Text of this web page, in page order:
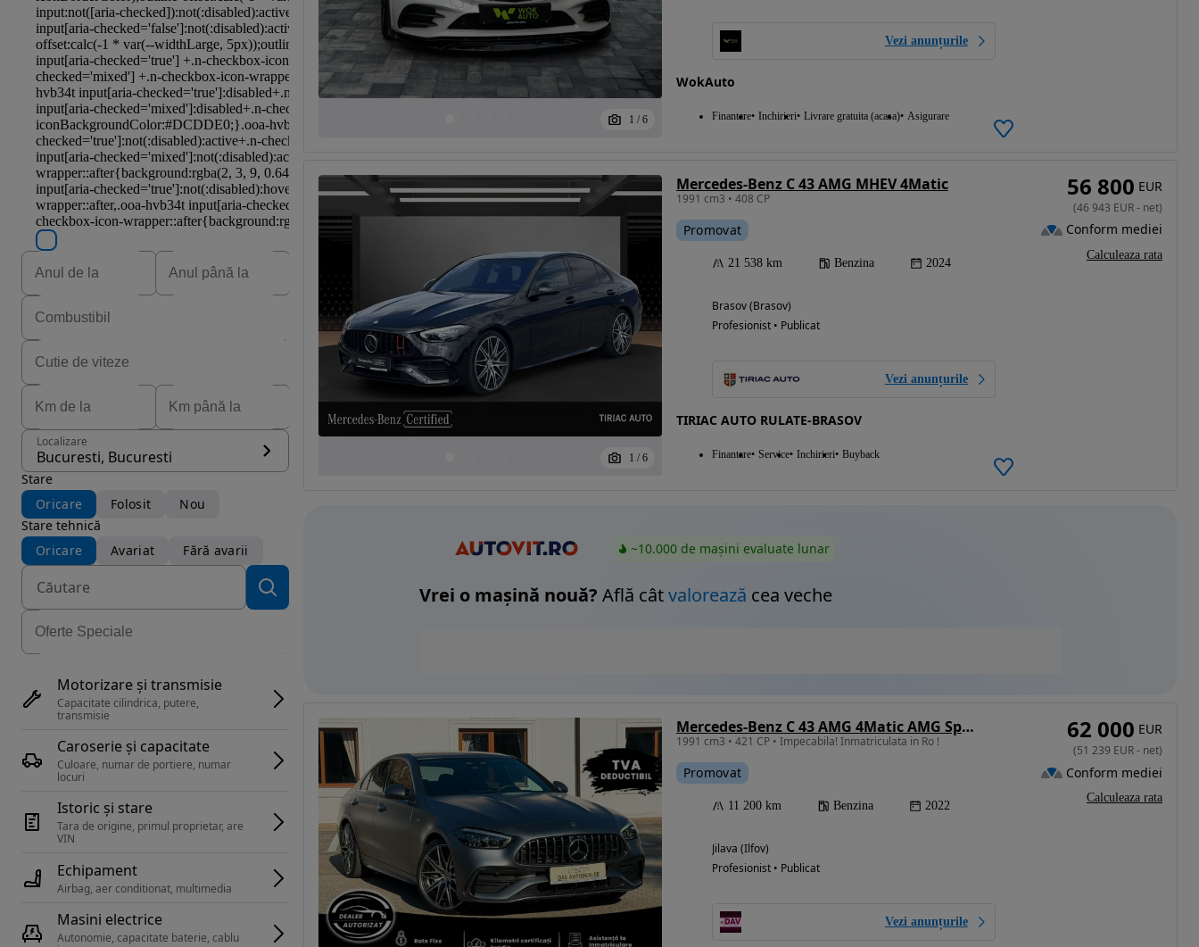
Eligibil pentru
Localizare
Bucuresti, Bucuresti
Stare
Oricare
Folosit
Nou
Stare tehnică
Oricare
Avariat Fără avarii
Motorizare și transmisie
Capacitate cilindrica, putere,
transmisie
Caroserie și capacitate
Culoare, numar de portiere, numar
locuri
Istoric și stare
Tara de origine, primul proprietar, are
Echipament
Airbag, aer conditionat, multimedia
Masini electrice
Autonomie, capacitate baterie, cablu
1 / 6
Vezi anunțurile
WokAuto
Finantare Inchirieri Livrare gratuita (acasa) Asigurare
1 / 6
Mercedes-Benz C 43 AMG MHEV 4Matic
1991 cm3 • 408 CP
Promovat
21 538 km Benzina 2024
Brasov (Brasov)
Profesionist • Publicat
Vezi anunțurile
TIRIAC AUTO RULATE-BRASOV
Finantare Service Inchirieri Buyback
56 800 EUR
(46 943 EUR- net)
Conform mediei
Calculeaza rata
~10.000 de mașini evaluate lunar
Vrei o mașină nouă? Află câtvalorează cea veche
Mercedes-Benz C 43 AMG 4Matic AMG Speedshift MCT9G
1991 cm3 • 421 CP • Impecabila! Inmatriculata in Ro !
Promovat
11 200 km Benzina 2022
Jilava (Ilfov)
Profesionist • Publicat
Vezi anunțurile
62 000 EUR
(51 239 EUR- net)
Conform mediei
Calculeaza rata